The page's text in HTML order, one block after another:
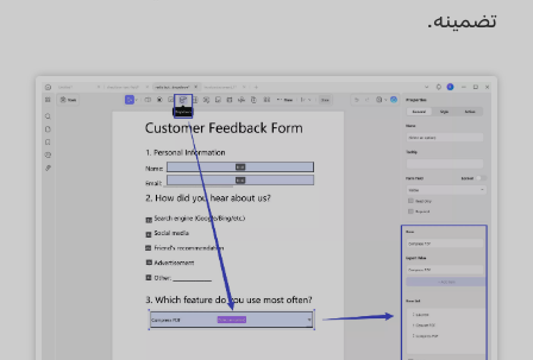
تضمينه.